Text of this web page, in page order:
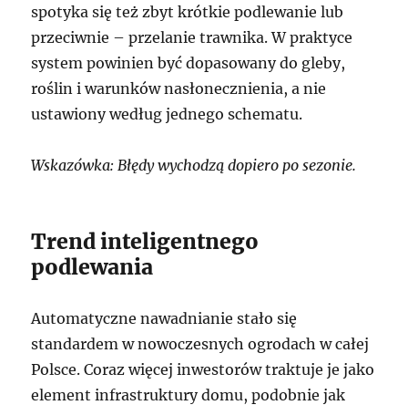
spotyka się też zbyt krótkie podlewanie lub
przeciwnie – przelanie trawnika. W praktyce
system powinien być dopasowany do gleby,
roślin i warunków nasłonecznienia, a nie
ustawiony według jednego schematu.
Wskazówka: Błędy wychodzą dopiero po sezonie.
Trend inteligentnego
podlewania
Automatyczne nawadnianie stało się
standardem w nowoczesnych ogrodach w całej
Polsce. Coraz więcej inwestorów traktuje je jako
element infrastruktury domu, podobnie jak